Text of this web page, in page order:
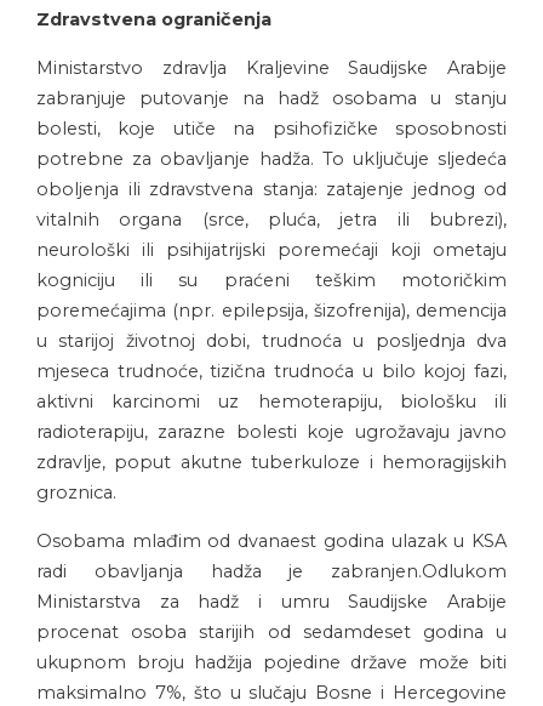
Zdravstvena ograničenja
Ministarstvo zdravlja Kraljevine Saudijske Arabije
zabranjuje putovanje na hadž osobama u stanju
bolesti, koje utiče na psihofizičke sposobnosti
potrebne za obavljanje hadža. To uključuje sljedeća
oboljenja ili zdravstvena stanja: zatajenje jednog od
vitalnih organa (srce, pluća, jetra ili bubrezi),
neurološki ili psihijatrijski poremećaji koji ometaju
kogniciju ili su praćeni teškim motoričkim
poremećajima (npr. epilepsija, šizofrenija), demencija
u starijoj životnoj dobi, trudnoća u posljednja dva
mjeseca trudnoće, tizična trudnoća u bilo kojoj fazi,
aktivni karcinomi uz hemoterapiju, biološku ili
radioterapiju, zarazne bolesti koje ugrožavaju javno
zdravlje, poput akutne tuberkuloze i hemoragijskih
groznica.
Osobama mlađim od dvanaest godina ulazak u KSA
radi obavljanja hadža je zabranjen.Odlukom
Ministarstva za hadž i umru Saudijske Arabije
procenat osoba starijih od sedamdeset godina u
ukupnom broju hadžija pojedine države može biti
maksimalno 7%, što u slučaju Bosne i Hercegovine